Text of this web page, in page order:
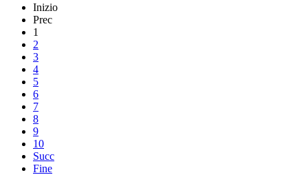
Inizio
Prec
1
2
3
4
5
6
7
8
9
10
Succ
Fine